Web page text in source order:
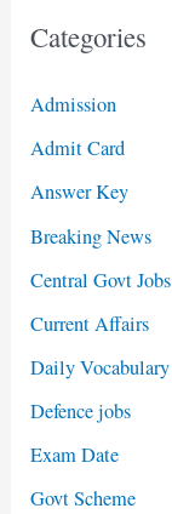
Categories
Admission
Admit Card
Answer Key
Breaking News
Central Govt Jobs
Current Affairs
Daily Vocabulary
Defence jobs
Exam Date
Govt Scheme